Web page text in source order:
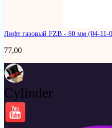
Лифт газовый FZB - 80 мм (04-11-
77,00
Cylinder